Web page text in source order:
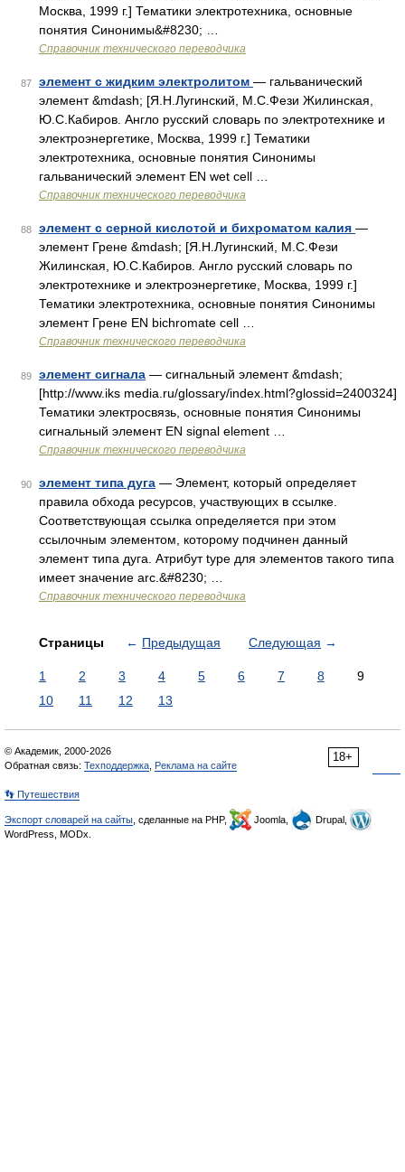
Москва, 1999 г.] Тематики электротехника, основные
понятия Синонимы&#8230; …
Справочник технического переводчика
87 элемент с жидким электролитом — гальванический
элемент &mdash; [Я.Н.Лугинский, М.С.Фези Жилинская,
Ю.С.Кабиров. Англо русский словарь по электротехнике и
электроэнергетике, Москва, 1999 г.] Тематики
электротехника, основные понятия Синонимы
гальванический элемент EN wet cell …
Справочник технического переводчика
88 элемент с серной кислотой и бихроматом калия —
элемент Грене &mdash; [Я.Н.Лугинский, М.С.Фези
Жилинская, Ю.С.Кабиров. Англо русский словарь по
электротехнике и электроэнергетике, Москва, 1999 г.]
Тематики электротехника, основные понятия Синонимы
элемент Грене EN bichromate cell …
Справочник технического переводчика
89 элемент сигнала — сигнальный элемент &mdash;
[http://www.iks media.ru/glossary/index.html?glossid=2400324]
Тематики электросвязь, основные понятия Синонимы
сигнальный элемент EN signal element …
Справочник технического переводчика
90 элемент типа дуга — Элемент, который определяет
правила обхода ресурсов, участвующих в ссылке.
Соответствующая ссылка определяется при этом
ссылочным элементом, которому подчинен данный
элемент типа дуга. Атрибут type для элементов такого типа
имеет значение arc.&#8230; …
Справочник технического переводчика
Страницы ← Предыдущая Следующая →
1 2 3 4 5 6 7 8
9
10
11 12 13
18+
© Академик, 2000-2026
Обратная связь: Техподдержка Реклама на сайте
👣 Путешествия
Экспорт словарей на сайты , сделанные на PHP, Joomla,
Drupal,
WordPress, MODx.